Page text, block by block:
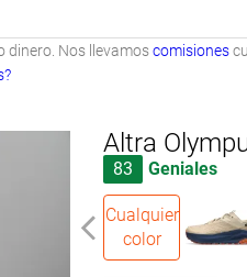
dinero. Nos llevamoscomisiones
Altra
83 Geniales
Cualquier
color